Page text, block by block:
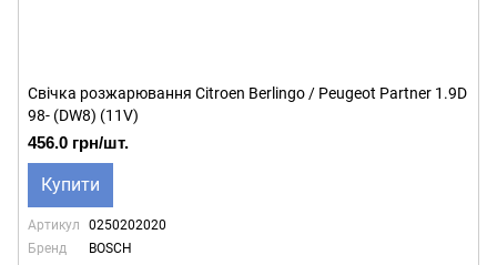
Свічка розжарювання Citroen Berlingo / Peugeot Partner 1.9D
98- (DW8) (11V)
456.0 грн/шт.
Купити
Артикул
0250202020
Бренд
BOSCH